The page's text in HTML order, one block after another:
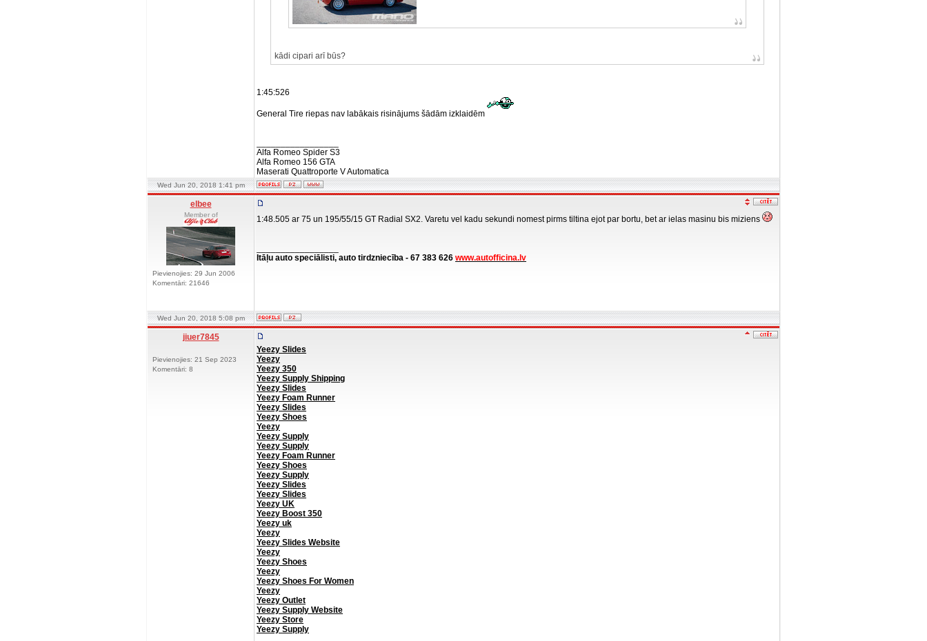
kādi cipari arī būs?
1:45:526
General Tire riepas nav labākais risinājums šādām izklaidēm
Alfa Romeo Spider S3
Alfa Romeo 156 GTA
Maserati Quattroporte V Automatica
Wed Jun 20, 2018 1:41 pm
elbee
Member of
Pievienojies: 29 Jun 2006
Komentāri: 21646
1:48.505 ar 75 un 195/55/15 GT Radial SX2. Varetu vel kadu sekundi nomest pirms tiltina ejot par bortu, bet ar ielas masinu bis miziens
Itāļu auto speciālisti, auto tirdzniecība - 67 383 626 www.autofficina.lv
Wed Jun 20, 2018 5:08 pm
jiuer7845
Pievienojies: 21 Sep 2023
Komentāri: 8
Yeezy Slides
Yeezy
Yeezy 350
Yeezy Supply Shipping
Yeezy Slides
Yeezy Foam Runner
Yeezy Slides
Yeezy Shoes
Yeezy
Yeezy Supply
Yeezy Supply
Yeezy Foam Runner
Yeezy Shoes
Yeezy Supply
Yeezy Slides
Yeezy Slides
Yeezy UK
Yeezy Boost 350
Yeezy uk
Yeezy
Yeezy Slides Website
Yeezy
Yeezy Shoes
Yeezy
Yeezy Shoes For Women
Yeezy
Yeezy Outlet
Yeezy Supply Website
Yeezy Store
Yeezy Supply